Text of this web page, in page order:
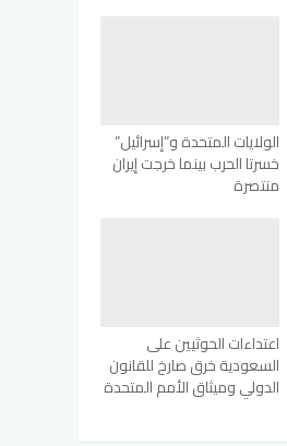
الولايات المتحدة و”إسرائيل”
خسرتا الحرب بينما خرجت إيران
منتصرة
اعتداءات الحوثيين على
السعودية خرق صارخ للقانون
الدولي وميثاق الأمم المتحدة